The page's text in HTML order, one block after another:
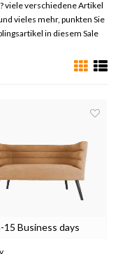
viele verschiedene Artikel
vieles mehr, punkten Sie
in diesem Sale
15 Business days